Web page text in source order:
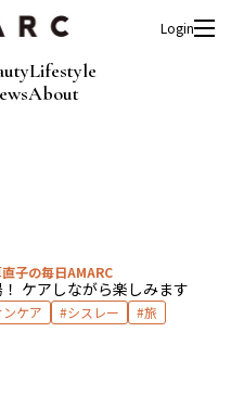
Lifestyle
About
Login
子の毎日AMARC
ケアしながら楽しみます
ンケア シスレー 旅